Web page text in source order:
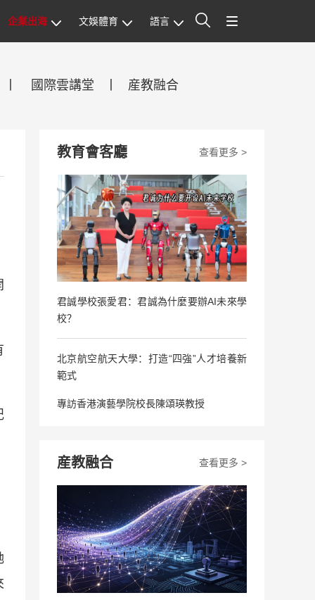
企業出海 文娛體育 語言 站內搜索
國際雲講堂 産教融合
查看更多 >
教育會客廳
君誠學校張愛君：君誠為什麼要辦AI未來學
校？
北京航空航天大學：打造“四強”人才培養新
範式
專訪香港演藝學院校長陳頌瑛教授
查看更多 >
産教融合